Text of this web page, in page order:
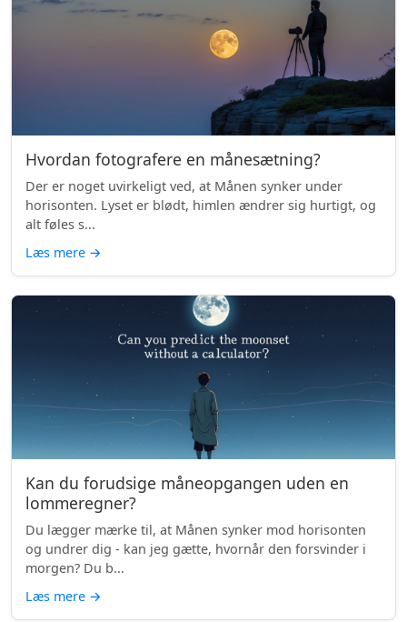
Hvordan fotografere en månesætning?
Der er noget uvirkeligt ved, at Månen synker under
horisonten. Lyset er blødt, himlen ændrer sig hurtigt, og
alt føles s...
Læs mere →
Kan du forudsige måneopgangen uden en
lommeregner?
Du lægger mærke til, at Månen synker mod horisonten
og undrer dig - kan jeg gætte, hvornår den forsvinder i
morgen? Du b...
Læs mere →